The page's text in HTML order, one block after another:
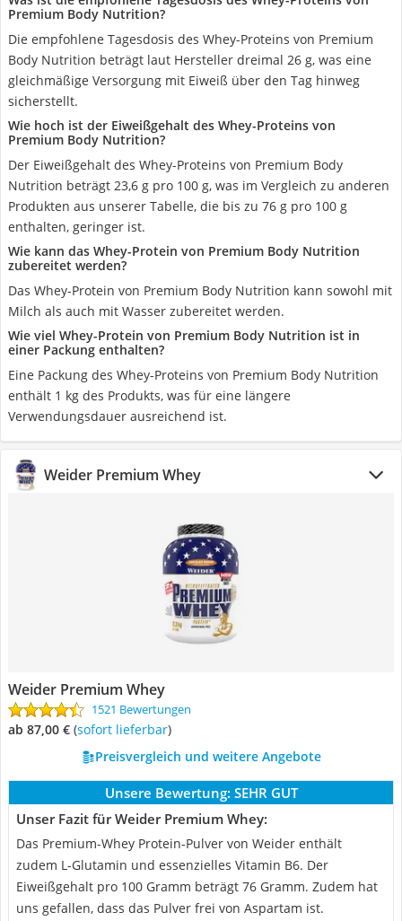
Premium Body Nutrition?
Die empfohlene Tagesdosis des Whey-Proteins von Premium
Body Nutrition beträgt laut Hersteller dreimal 26 g, was eine
gleichmäßige Versorgung mit Eiweiß über den Tag hinweg
sicherstellt.
Wie hoch ist der Eiweißgehalt des Whey-Proteins von
Premium Body Nutrition?
Der Eiweißgehalt des Whey-Proteins von Premium Body
Nutrition beträgt 23,6 g pro 100 g, was im Vergleich zu anderen
Produkten aus unserer Tabelle, die bis zu 76 g pro 100 g
enthalten, geringer ist.
Wie kann das Whey-Protein von Premium Body Nutrition
zubereitet werden?
Das Whey-Protein von Premium Body Nutrition kann sowohl mit
Milch als auch mit Wasser zubereitet werden.
Wie viel Whey-Protein von Premium Body Nutrition ist in
einer Packung enthalten?
Eine Packung des Whey-Proteins von Premium Body Nutrition
enthält 1 kg des Produkts, was für eine längere
Verwendungsdauer ausreichend ist.
Weider Premium Whey
Weider Premium Whey
1521 Bewertungen
ab 87,00 € ( Sofort lieferbar)
Preisvergleich und weitere Angebote
Unsere Bewertung: SEHR GUT
Unser Fazit für Weider Premium Whey:
Das Premium-Whey Protein-Pulver von Weider enthält
zudem L-Glutamin und essenzielles Vitamin B6. Der
Eiweißgehalt pro 100 Gramm beträgt 76 Gramm. Zudem hat
uns gefallen, dass das Pulver frei von Aspartam ist.